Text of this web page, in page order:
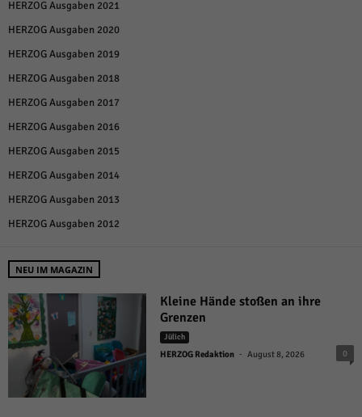
HERZOG Ausgaben 2021
HERZOG Ausgaben 2020
HERZOG Ausgaben 2019
HERZOG Ausgaben 2018
HERZOG Ausgaben 2017
HERZOG Ausgaben 2016
HERZOG Ausgaben 2015
HERZOG Ausgaben 2014
HERZOG Ausgaben 2013
HERZOG Ausgaben 2012
NEU IM MAGAZIN
Kleine Hände stoßen an ihre
Grenzen
Jülich
HERZOG Redaktion - August 8, 2026 0